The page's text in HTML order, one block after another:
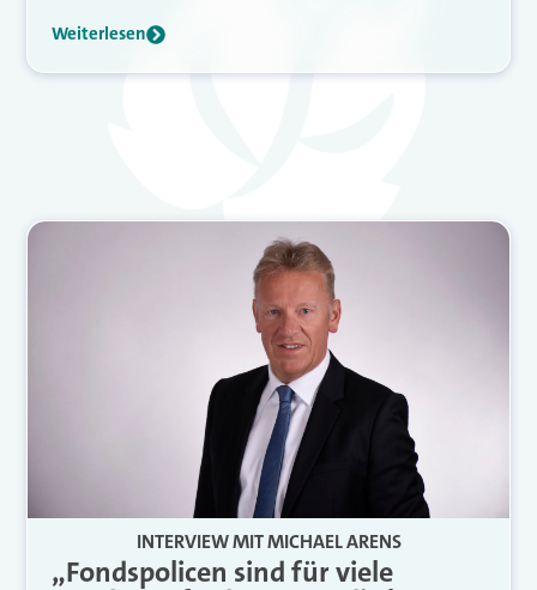
Weiterlesen
INTERVIEW MIT MICHAEL ARENS
„Fondspolicen sind für viele